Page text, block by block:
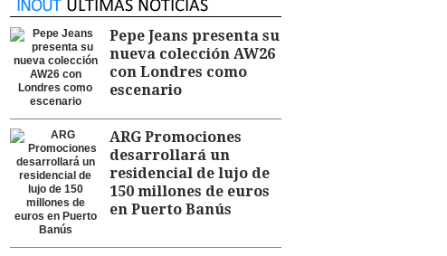
Pepe Jeans presenta su
nueva colección AW26
con Londres como
escenario
ARG Promociones
desarrollará un
residencial de lujo de
150 millones de euros
en Puerto Banús